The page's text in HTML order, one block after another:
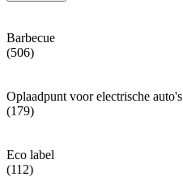
Barbecue
(506)
Oplaadpunt voor electrische auto's
(179)
Eco label
(112)